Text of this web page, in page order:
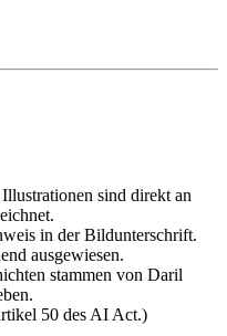
sind direkt an
in der Bildunterschrift.
ausgewiesen.
stammen von Daril
50 des AI Act.)